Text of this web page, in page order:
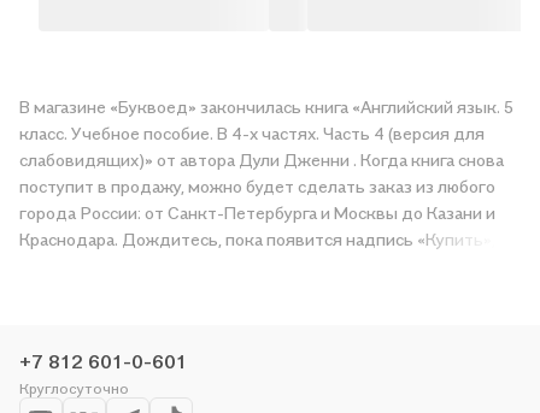
В магазине «Буквоед» закончилась книга «Английский язык. 5
класс. Учебное пособие. В 4-х частях. Часть 4 (версия для
слабовидящих)» от автора Дули Дженни . Когда книга снова
поступит в продажу, можно будет сделать заказ из любого
города России: от Санкт-Петербурга и Москвы до Казани и
Краснодара. Дождитесь, пока появится надпись «Купить»,
историю по приятной цене. Например, организуем конкурсы и
проводим акции. Оставайтесь с нами, чтобы не упустить
+7 812 601-0-601
Круглосуточно